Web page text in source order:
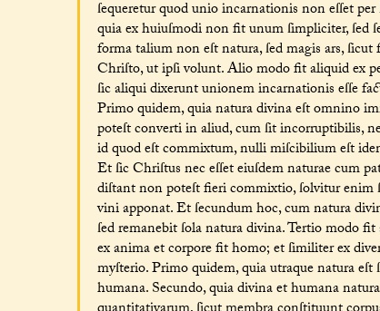
ſequeretur quod unio incarnationis non eſſet
quia ex huiuſmodi non fit unum ſimpliciter, ſed
forma talium non eſt natura, ſed magis ars,
Chriſto, ut ipſi volunt. Alio modo fit aliquid ex
ſic aliqui dixerunt unionem incarnationis eſſe
Primo quidem, quia natura divina eſt omnino
poteſt converti in aliud, cum ſit incorruptibilis,
id quod eſt commixtum, nulli miſcibilium eſt
Et ſic Chriſtus nec eſſet eiuſdem naturae cum
diſtant non poteſt fieri commixtio, ſolvitur enim
vini apponat. Et ſecundum hoc, cum natura
ſed remanebit ſola natura divina. Tertio modo
ex anima et corpore fit homo; et ſimiliter ex
myſterio. Primo quidem, quia utraque natura
humana. Secundo, quia divina et humana